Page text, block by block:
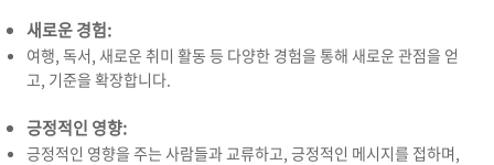
새로운 경험:
여행, 독서, 새로운 취미 활동 등 다양한 경험을 통해 새로운 관점을 얻
고, 기준을 확장합니다.
긍정적인 영향:
긍정적인 영향을 주는 사람들과 교류하고, 긍정적인 메시지를 접하며,